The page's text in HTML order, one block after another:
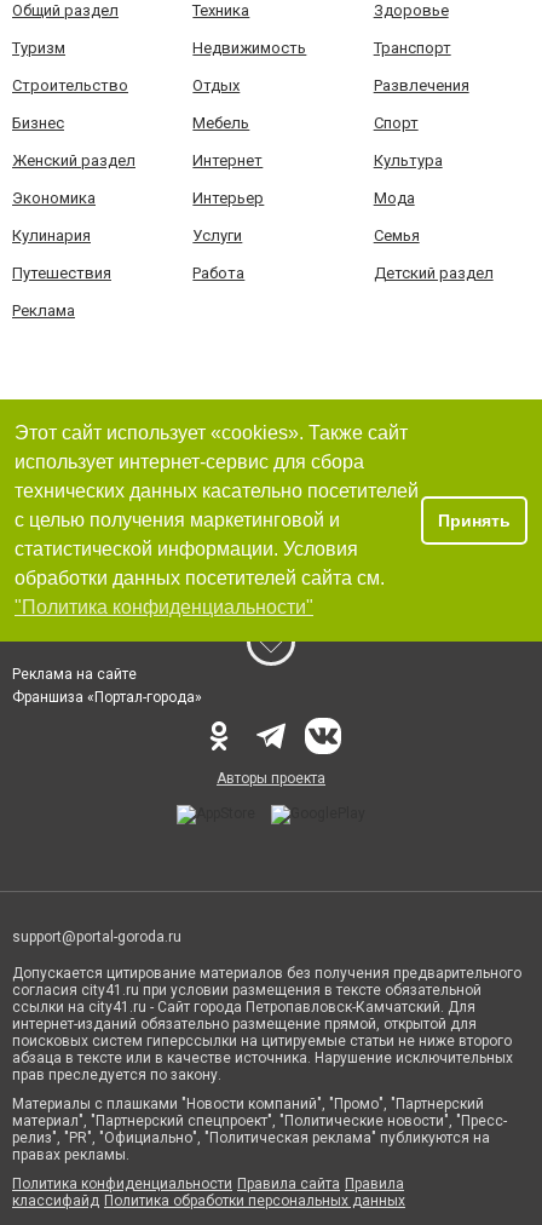
Общий раздел Техника Здоровье
Туризм Недвижимость Транспорт
Строительство Отдых Развлечения
Бизнес Мебель Спорт
Женский раздел Интернет Культура
Экономика Интерьер Мода
Кулинария Услуги Семья
Путешествия Работа Детский раздел
Реклама
Этот сайт использует «cookies». Также сайт
использует интернет-сервис для сбора
технических данных касательно посетителей
с целью получения маркетинговой и
статистической информации. Условия
обработки данных посетителей сайта см.
"Политика конфиденциальности"
Принять
Реклама на сайте
Франшиза «Портал-города»
Авторы проекта
support@portal-goroda.ru
Допускается цитирование материалов без получения предварительного
согласия city41.ru при условии размещения в тексте обязательной
ссылки на city41.ru - Сайт города Петропавловск-Камчатский. Для
интернет-изданий обязательно размещение прямой, открытой для
поисковых систем гиперссылки на цитируемые статьи не ниже второго
абзаца в тексте или в качестве источника. Нарушение исключительных
прав преследуется по закону.
Материалы с плашками "Новости компаний", "Промо", "Партнерский
материал", "Партнерский спецпроект", "Политические новости", "Пресс-
релиз", "PR", "Официально", "Политическая реклама" публикуются на
правах рекламы.
Политика конфиденциальности Правила сайта Правила
классифайд Политика обработки персональных данных